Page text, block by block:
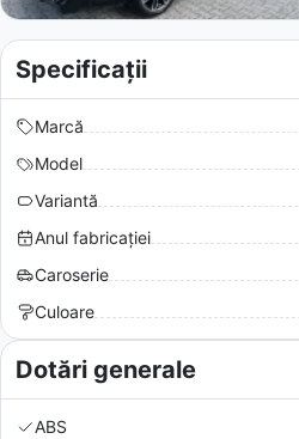
Specificații
Marcă
Model
Variantă
Anul fabricației
Caroserie
Culoare
Dotări generale
ABS